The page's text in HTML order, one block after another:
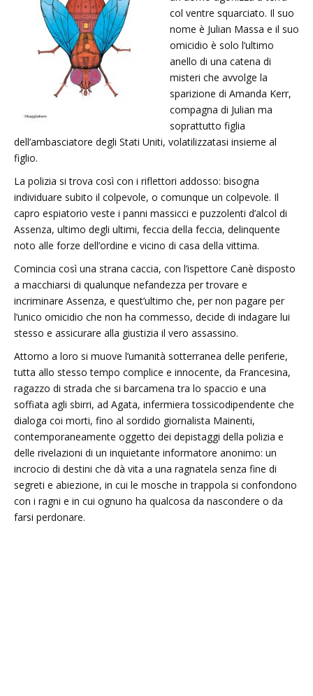
col ventre squarciato. Il suo
nome è Julian Massa e il suo
omicidio è solo l’ultimo
anello di una catena di
misteri che avvolge la
sparizione di Amanda Kerr,
compagna di Julian ma
soprattutto figlia
dell’ambasciatore degli Stati Uniti, volatilizzatasi insieme al
figlio.
La polizia si trova così con i riflettori addosso: bisogna
individuare subito il colpevole, o comunque un colpevole. Il
capro espiatorio veste i panni massicci e puzzolenti d’alcol di
Assenza, ultimo degli ultimi, feccia della feccia, delinquente
noto alle forze dell’ordine e vicino di casa della vittima.
Comincia così una strana caccia, con l’ispettore Canè disposto
a macchiarsi di qualunque nefandezza per trovare e
incriminare Assenza, e quest’ultimo che, per non pagare per
l’unico omicidio che non ha commesso, decide di indagare lui
stesso e assicurare alla giustizia il vero assassino.
Attorno a loro si muove l’umanità sotterranea delle periferie,
tutta allo stesso tempo complice e innocente, da Francesina,
ragazzo di strada che si barcamena tra lo spaccio e una
soffiata agli sbirri, ad Agata, infermiera tossicodipendente che
dialoga coi morti, fino al sordido giornalista Mainenti,
contemporaneamente oggetto dei depistaggi della polizia e
delle rivelazioni di un inquietante informatore anonimo: un
incrocio di destini che dà vita a una ragnatela senza fine di
segreti e abiezione, in cui le mosche in trappola si confondono
con i ragni e in cui ognuno ha qualcosa da nascondere o da
farsi perdonare.